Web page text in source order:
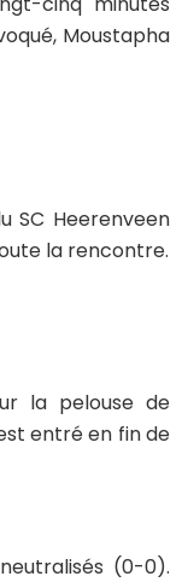
Moustapha
SC Heerenveen
la rencontre.
la pelouse de
entré en fin de
(0-0).